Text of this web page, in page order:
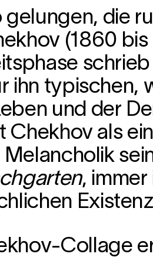
die
(1860
ihn typischen,
und der
Chekhov als
,
Collage